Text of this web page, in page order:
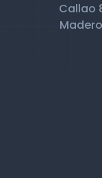
Callao